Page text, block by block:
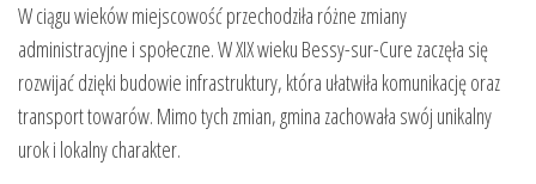
W ciągu wieków miejscowość przechodziła różne zmiany
administracyjne i społeczne. W XIX wieku Bessy-sur-Cure zaczęła się
rozwijać dzięki budowie infrastruktury, która ułatwiła komunikację oraz
transport towarów. Mimo tych zmian, gmina zachowała swój unikalny
urok i lokalny charakter.